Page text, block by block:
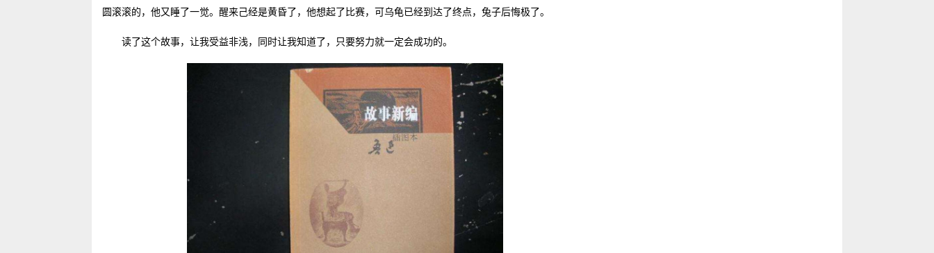
圆滚滚的，他又睡了一觉。醒来己经是黄昏了，他想起了比赛，可乌龟已经到达了终点，兔子后悔极了。
读了这个故事，让我受益非浅，同时让我知道了，只要努力就一定会成功的。